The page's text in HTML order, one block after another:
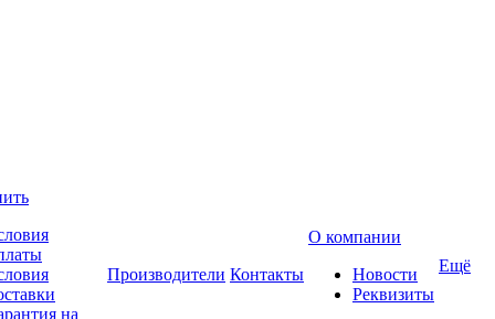
на
Производители Контакты
О компании
Новости
Реквизиты
Ещё